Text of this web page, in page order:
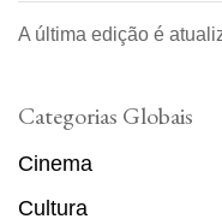
A última edição é
Categorias Globais
Cinema
Cultura